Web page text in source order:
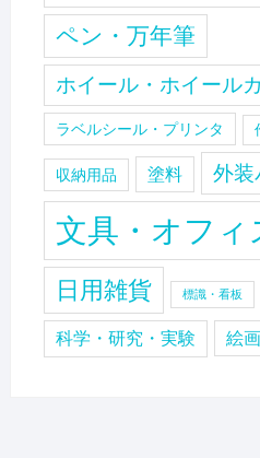
ペン・万年筆
ホイール・ホイール
ラベルシール・プリンタ
収納用品 塗料 外装
文具・オフィ
日用雑貨 標識・看板
科学・研究・実験 絵画